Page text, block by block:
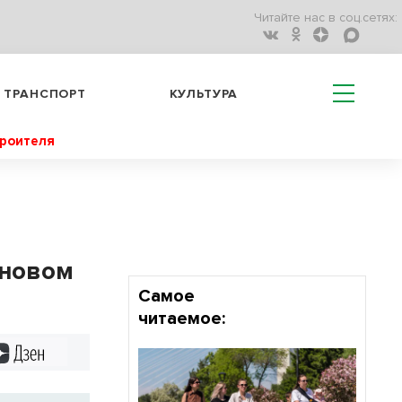
Читайте нас в соц.сетях:
ТРАНСПОРТ КУЛЬТУРА
Самое
читаемое: